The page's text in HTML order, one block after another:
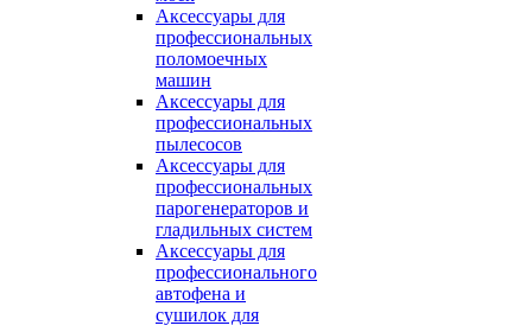
Аксессуары для
профессиональных
поломоечных
машин
Аксессуары для
профессиональных
пылесосов
Аксессуары для
профессиональных
парогенераторов и
гладильных систем
Аксессуары для
профессионального
автофена и
сушилок для